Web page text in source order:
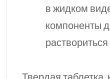
в жидком
компоненты
Твердая таблетка,